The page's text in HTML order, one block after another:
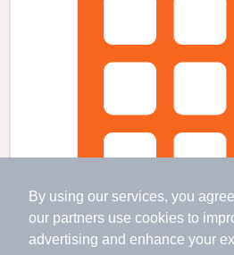
By using our services, you
our partners use cookies to
advertising and enhance your